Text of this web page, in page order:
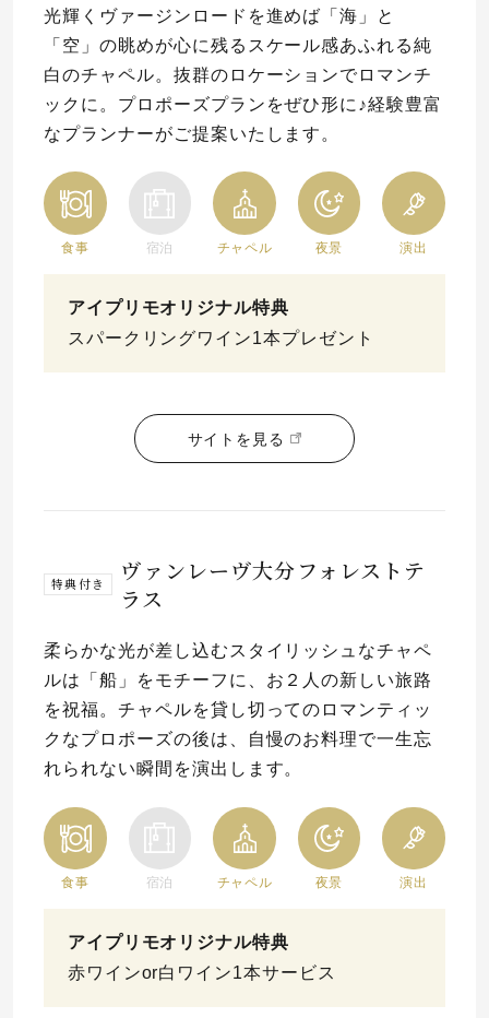
光輝くヴァージンロードを進めば「海」と
「空」の眺めが心に残るスケール感あふれる純
白のチャペル。抜群のロケーションでロマンチ
ックに。プロポーズプランをぜひ形に♪経験豊富
なプランナーがご提案いたします。
食事 宿泊 チャペル 夜景 演出
アイプリモオリジナル特典
スパークリングワイン1本プレゼント
サイトを見る
特典付き
ヴァンレーヴ大分フォレストテ
ラス
柔らかな光が差し込むスタイリッシュなチャペ
ルは「船」をモチーフに、お２人の新しい旅路
を祝福。チャペルを貸し切ってのロマンティッ
クなプロポーズの後は、自慢のお料理で一生忘
れられない瞬間を演出します。
食事 宿泊 チャペル 夜景 演出
アイプリモオリジナル特典
赤ワインor白ワイン1本サービス